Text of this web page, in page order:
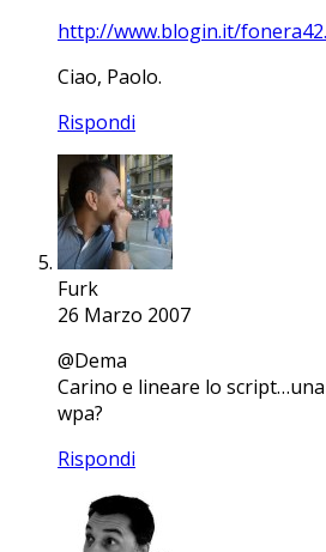
http://www.blogin.it/
Ciao, Paolo.
Rispondi
Furk
26 Marzo 2007
@Dema
Carino e lineare lo
wpa?
Rispondi